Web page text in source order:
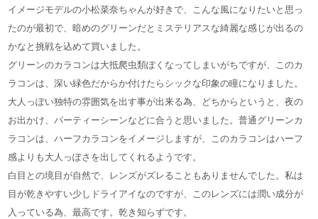
イメージモデルの小松菜奈ちゃんが好きで、こんな風になりたいと思っ
たのが最初で、暗めのグリーンだとミステリアスな綺麗な感じが出るの
かなと挑戦を込めて買いました。
グリーンのカラコンは大抵爬虫類ぽくなってしまいがちですが、このカ
ラコンは、深い緑色だからか付けたらシックな印象の瞳になりました。
大人っぽい独特の雰囲気を出す事が出来る為、どちからというと、夜の
お出かけ、パーティーシーンなどに合うと思いました。普通グリーンカ
ラコンは、ハーフカラコンをイメージしますが、このカラコンはハーフ
感よりも大人っぽさを出してくれるようです。
白目との境目が自然で、レンズがズレることもありませんでした。私は
目が乾きやすい少しドライアイなのですが、このレンズには潤い成分が
入っている為、最高です。乾き知らずです。